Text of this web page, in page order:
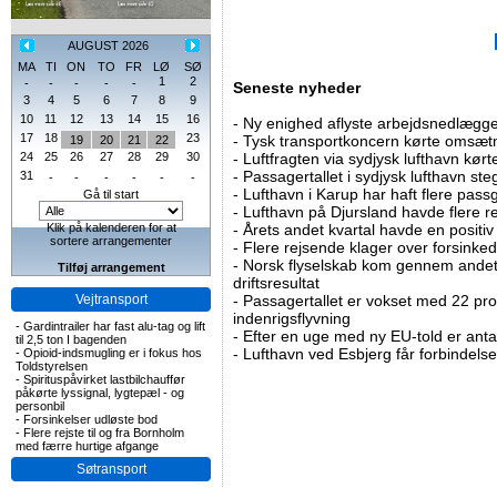
AUGUST 2026
MA
TI ON TO FR LØ
SØ
-
- - - - 1
2
3
4 5 6 7 8
9
10
11 12 13 14 15
16
17
18 19 20 21 22
23
24
25 26 27 28 29
30
31
- - - - -
-
Gå til start
Klik på kalenderen for at
sortere arrangementer
Tilføj arrangement
Vejtransport
- Gardintrailer har fast alu-tag og lift
til 2,5 ton I bagenden
- Opioid-indsmugling er i fokus hos
Toldstyrelsen
- Spirituspåvirket lastbilchauffør
påkørte lyssignal, lygtepæl - og
personbil
- Forsinkelser udløste bod
- Flere rejste til og fra Bornholm
med færre hurtige afgange
Søtransport
Seneste nyheder
- Ny enighed aflyste
- Tysk transportkoncern kørte
- Luftfragten via sydjysk lufthavn
- Passagertallet i sydjysk lufthavn
- Lufthavn i Karup har haft flere
- Lufthavn på Djursland havde flere
- Årets andet kvartal havde en
- Flere rejsende klager over
- Norsk flyselskab kom gennem
driftsresultat
- Passagertallet er vokset med 22
indenrigsflyvning
- Efter en uge med ny EU-told er
- Lufthavn ved Esbjerg får